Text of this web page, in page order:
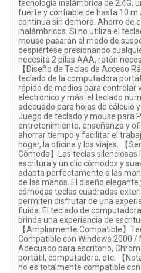
tecnología inalámbrica de 2.4G,
fuerte y confiable de hasta 10 m
continua sin demora. Ahorro de
inalámbricos. Si no utiliza el
mouse pasarán al modo de
despiértese presionando
necesita 2 pilas AAA, ratón
【Diseño de Teclas de Acceso
teclado de la computadora
rápido de medios para controlar
electrónico y más. el teclado
adecuado para hojas de cálculo
Juego de teclado y mouse para
entretenimiento, enseñanza y
ahorrar tiempo y facilitar el
hogar, la oficina y los viajes. 【
Cómoda】Las teclas
escritura y un clic cómodos y
adapta perfectamente a las
de las manos. El diseño
cómodas teclas cuadradas
permiten disfrutar de una
fluida. El teclado de
brinda una experiencia de
【Ampliamente Compatible】
Compatible con Windows 2000 /
Adecuado para escritorio,
portátil, computadora, etc. 【
no es totalmente compatible con